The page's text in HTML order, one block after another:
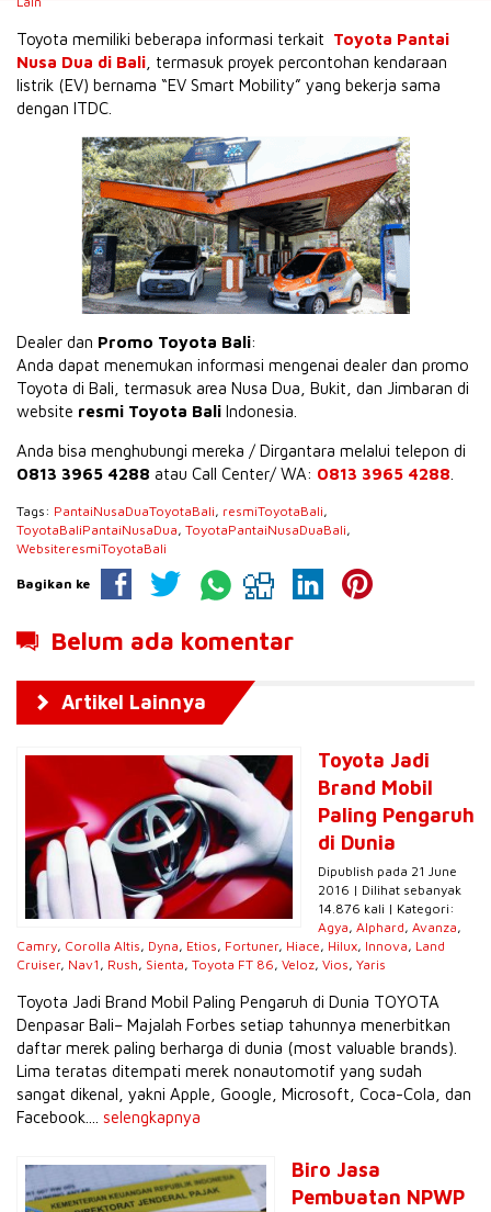
Toyota memiliki beberapa informasi terkait Toyota Pantai
Nusa Dua di Bali , termasuk proyek percontohan kendaraan
listrik (EV) bernama “EV Smart Mobility” yang bekerja sama
dengan ITDC.
Dealer dan Promo Toyota Bali:
Anda dapat menemukan informasi mengenai dealer dan promo
Toyota di Bali, termasuk area Nusa Dua, Bukit, dan Jimbaran di
website resmi Toyota Bali Indonesia.
Anda bisa menghubungi mereka / Dirgantara melalui telepon di
0813 3965 4288 atau Call Center/ WA: 0813 3965 4288
Tags: PantaiNusaDuaToyotaBali, resmiToyotaBali,
ToyotaBaliPantaiNusaDua, ToyotaPantaiNusaDuaBali,
WebsiteresmiToyotaBali
Bagikan ke
Belum ada komentar
Artikel Lainnya
Toyota Jadi
Brand Mobil
Paling Pengaruh
di Dunia
Dipublish pada 21 June
2016 | Dilihat sebanyak
14.876 kali | Kategori:
Agya, Alphard, Avanza,
Camry, Corolla Altis, Dyna, Etios, Fortuner, Hiace, Hilux, Innova, Land
Cruiser, Nav1 , Rush, Sienta, Toyota FT 86, Veloz, Vios, Yaris
Toyota Jadi Brand Mobil Paling Pengaruh di Dunia TOYOTA
Denpasar Bali– Majalah Forbes setiap tahunnya menerbitkan
daftar merek paling berharga di dunia (most valuable brands).
Lima teratas ditempati merek nonautomotif yang sudah
sangat dikenal, yakni Apple, Google, Microsoft, Coca-Cola, dan
Facebook.... selengkapnya
Biro Jasa
Pembuatan NPWP